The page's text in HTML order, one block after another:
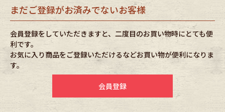
Outer One Piece
Fafatt
小物・アクセサリーから探す
Eye Wear
まだご登録がお済みでないお客様
会員登録をしていただきますと、二度目のお買い物時にとても便
利です。
お気に入り商品をご登録いただけるなどお買い物が便利になりま
す。
会員登録